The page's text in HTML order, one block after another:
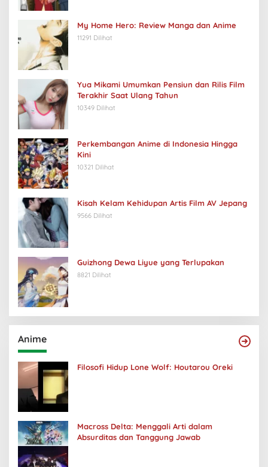
My Home Hero: Review Manga dan Anime
11291 Dilihat
Yua Mikami Umumkan Pensiun dan Rilis Film
Terakhir Saat Ulang Tahun
10349 Dilihat
Perkembangan Anime di Indonesia Hingga
Kini
10321 Dilihat
Kisah Kelam Kehidupan Artis Film AV Jepang
9566 Dilihat
Guizhong Dewa Liyue yang Terlupakan
8821 Dilihat
Anime
Filosofi Hidup Lone Wolf: Houtarou Oreki
Macross Delta: Menggali Arti dalam
Absurditas dan Tanggung Jawab